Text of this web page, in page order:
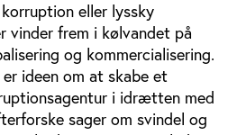
eller lyssky
vinder frem i kølvandet på
og kommercialisering.
ideen om at skabe et
i idrætten med
sager om svindel og